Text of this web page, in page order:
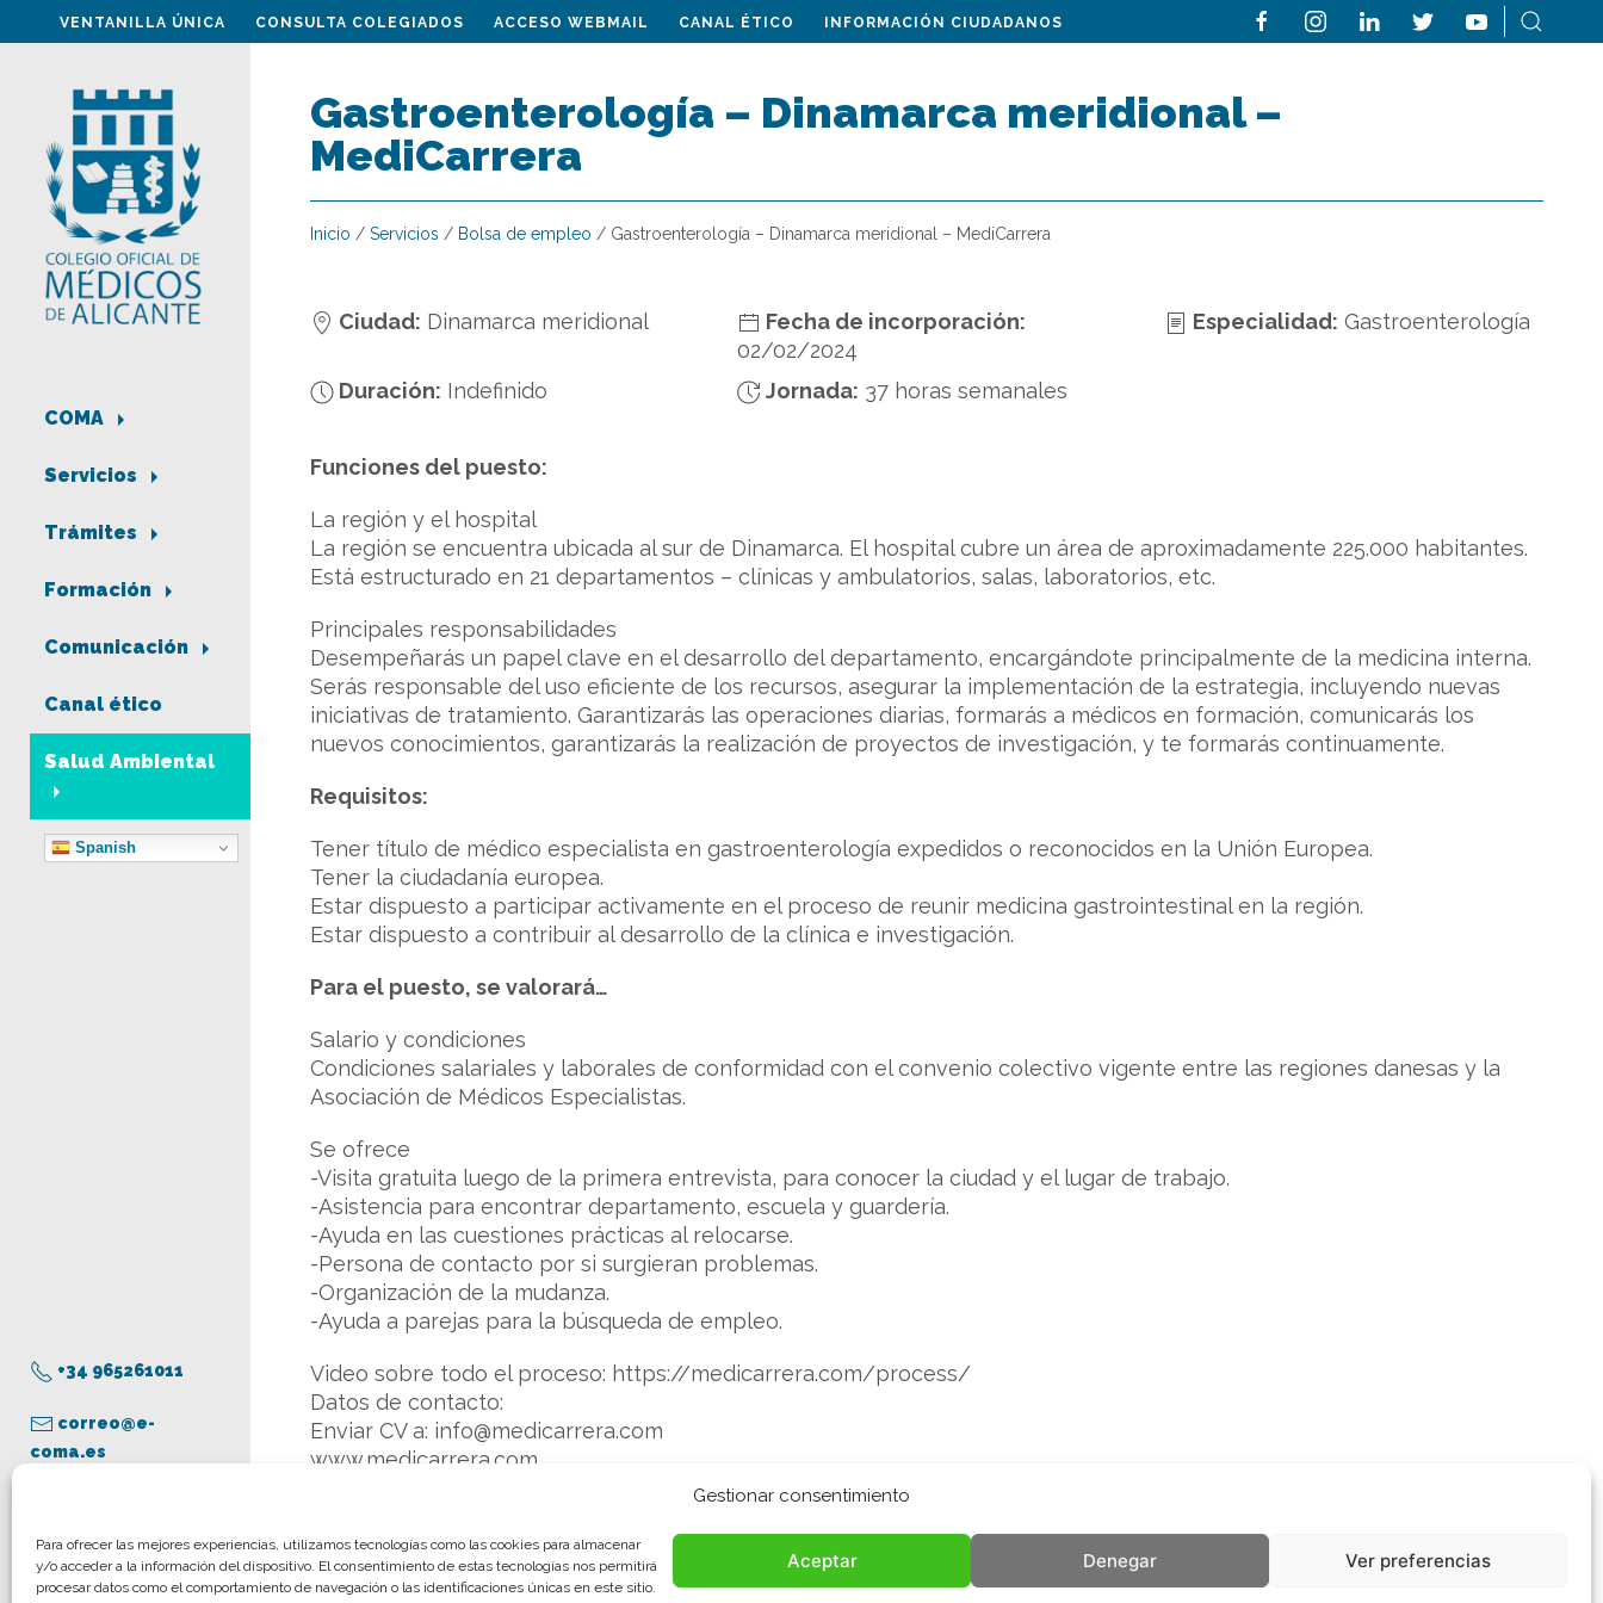
Gestionar consentimiento
Para ofrecer las mejores experiencias, utilizamos tecnologías como las cookies para almacenar
y/o acceder a la información del dispositivo. El consentimiento de estas tecnologías nos permitirá
procesar datos como el comportamiento de navegación o las identificaciones únicas en este sitio.
Aceptar Denegar Ver preferencias
VENTANILLA ÚNICA CONSULTA COLEGIADOS ACCESO WEBMAIL CANAL ÉTICO INFORMACIÓN CIUDADANOS
COMA
Servicios
Trámites
Formación
Comunicación
Canal ético
Salud Ambiental
Spanish
+34 965261011
correo@e-
coma.es
Aviso legal
Política de privacidad
Gastroenterología – Dinamarca meridional –
MediCarrera
Inicio / Servicios / Bolsa de empleo / Gastroenterología – Dinamarca meridional – MediCarrera
Ciudad: Dinamarca meridional
Fecha de incorporación:
02/02/2024
Especialidad: Gastroenterología
Duración: Indefinido Jornada: 37 horas semanales
Funciones del puesto:
La región y el hospital
La región se encuentra ubicada al sur de Dinamarca. El hospital cubre un área de aproximadamente 225.000 habitantes.
Está estructurado en 21 departamentos – clínicas y ambulatorios, salas, laboratorios, etc.
Principales responsabilidades
Desempeñarás un papel clave en el desarrollo del departamento, encargándote principalmente de la medicina interna.
Serás responsable del uso eficiente de los recursos, asegurar la implementación de la estrategia, incluyendo nuevas
iniciativas de tratamiento. Garantizarás las operaciones diarias, formarás a médicos en formación, comunicarás los
nuevos conocimientos, garantizarás la realización de proyectos de investigación, y te formarás continuamente.
Requisitos:
Tener título de médico especialista en gastroenterología expedidos o reconocidos en la Unión Europea.
Tener la ciudadanía europea.
Estar dispuesto a participar activamente en el proceso de reunir medicina gastrointestinal en la región.
Estar dispuesto a contribuir al desarrollo de la clínica e investigación.
Para el puesto, se valorará…
Salario y condiciones
Condiciones salariales y laborales de conformidad con el convenio colectivo vigente entre las regiones danesas y la
Asociación de Médicos Especialistas.
Se ofrece
-Visita gratuita luego de la primera entrevista, para conocer la ciudad y el lugar de trabajo.
-Asistencia para encontrar departamento, escuela y guardería.
-Ayuda en las cuestiones prácticas al relocarse.
-Persona de contacto por si surgieran problemas.
-Organización de la mudanza.
-Ayuda a parejas para la búsqueda de empleo.
Video sobre todo el proceso: https://medicarrera.com/process/
Datos de contacto:
Enviar CV a: info@medicarrera.com
www.medicarrera.com
Más información: Maria Paula Buireo